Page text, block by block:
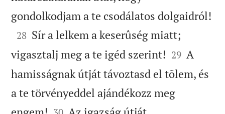
gondolkodjam a te csodálatos dolgaidról!

28 Sír a lelkem a keserûség miatt;
vigasztalj meg a te igéd szerint! 

29 A
hamisságnak útját távoztasd el tõlem, és
a te törvényeddel ajándékozz meg

